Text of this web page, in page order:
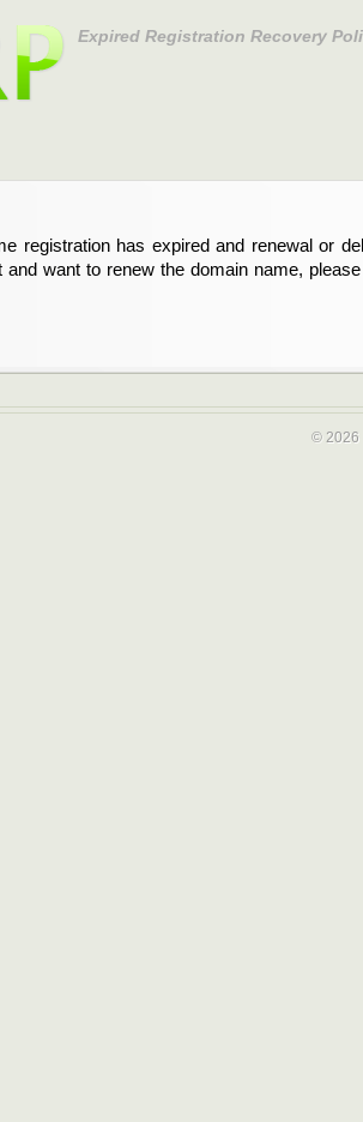
Expired Registration Recovery
registration has expired and renewal or
and want to renew the domain name,
ist abgelaufen und die
an. Wenn Sie der Registrant sind und
kontaktieren Sie bitte Ihren Service-
© 2026